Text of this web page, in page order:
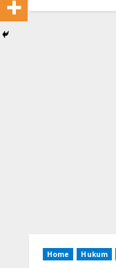
Home Hukum